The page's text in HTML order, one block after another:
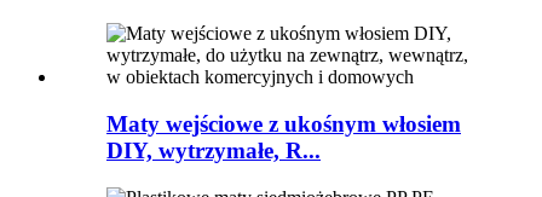
Maty wejściowe z ukośnym włosiem
DIY, wytrzymałe, R...